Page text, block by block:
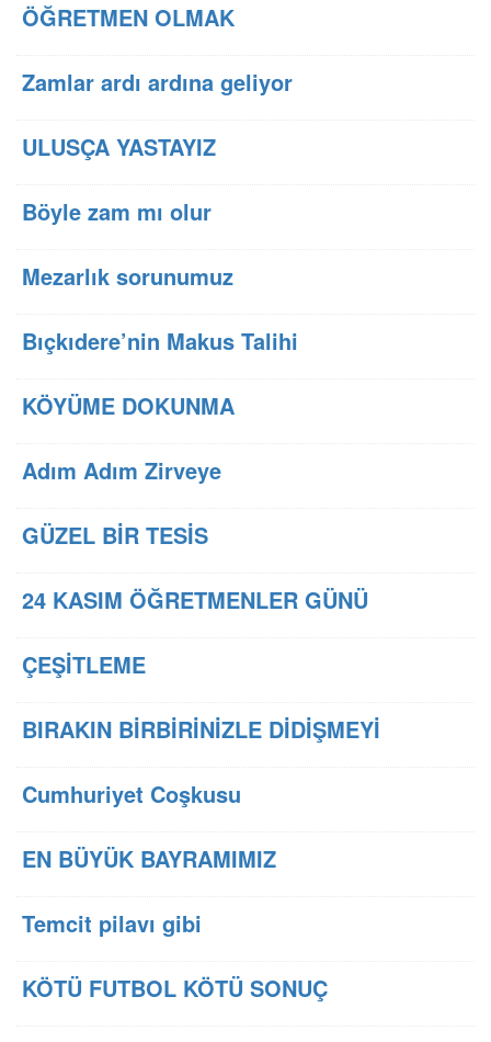
ÖĞRETMEN OLMAK
Zamlar ardı ardına geliyor
ULUSÇA YASTAYIZ
Böyle zam mı olur
Mezarlık sorunumuz
Bıçkıdere’nin Makus Talihi
KÖYÜME DOKUNMA
Adım Adım Zirveye
GÜZEL BİR TESİS
24 KASIM ÖĞRETMENLER GÜNÜ
ÇEŞİTLEME
BIRAKIN BİRBİRİNİZLE DİDİŞMEYİ
Cumhuriyet Coşkusu
EN BÜYÜK BAYRAMIMIZ
Temcit pilavı gibi
KÖTÜ FUTBOL KÖTÜ SONUÇ